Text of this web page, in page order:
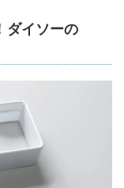
ダイソーの